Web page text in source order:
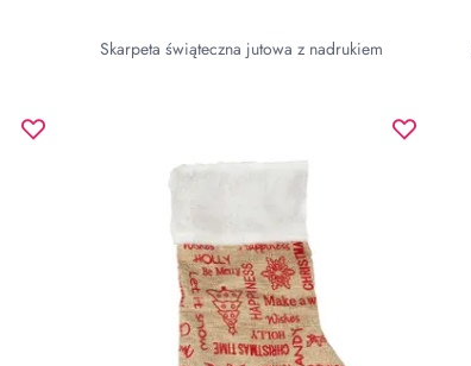
Skarpeta świąteczna jutowa z nadrukiem